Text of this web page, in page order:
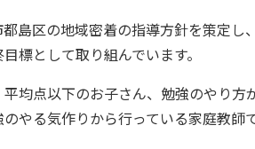
島区の地域密着の指導方針を策定し、
標として取り組んでいます。
均点以下のお子さん、勉強のやり
やる気作りから行っている家庭教師で